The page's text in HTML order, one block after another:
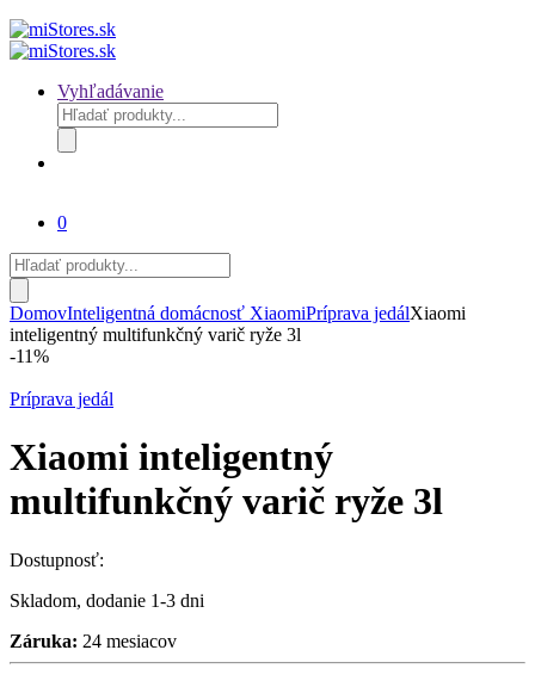
Vyhľadávanie
Products
search
0
Products
search
DomovInteligentná domácnosť XiaomiPríprava jedálXiaomi
inteligentný multifunkčný varič ryže 3l
-11%
Príprava jedál
Xiaomi inteligentný
multifunkčný varič ryže 3l
Dostupnosť:
Skladom, dodanie 1-3 dni
Záruka: 24 mesiacov